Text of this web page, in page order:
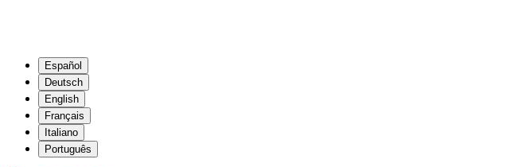
Español
Deutsch
English
Français
Italiano
Português